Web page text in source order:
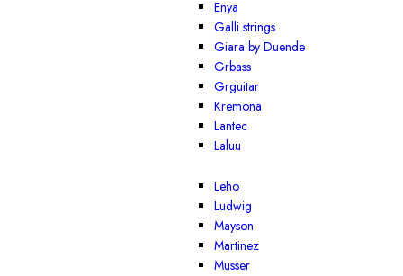
Enya
Galli strings
Giara by Duende
Grbass
Grguitar
Kremona
Lantec
Laluu
Leho
Ludwig
Mayson
Martinez
Musser